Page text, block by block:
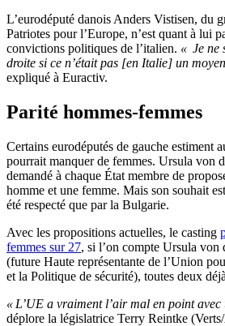
L’eurodéputé danois Anders Vistisen, du
Patriotes pour l’Europe, n’est quant à lui
convictions politiques de l’italien. « Je ne
droite si ce n’était pas [en Italie] un
expliqué à Euractiv.
Parité hommes-femmes
Certains eurodéputés de gauche estiment
pourrait manquer de femmes. Ursula von
demandé à chaque État membre de
homme et une femme. Mais son souhait
été respecté que par la Bulgarie.
Avec les propositions actuelles, le casting
femmes sur 27, si l’on compte Ursula
(future Haute représentante de l’Union
et la Politique de sécurité), toutes deux
« L’UE a vraiment l’air mal en point avec
déplore la législatrice Terry Reintke